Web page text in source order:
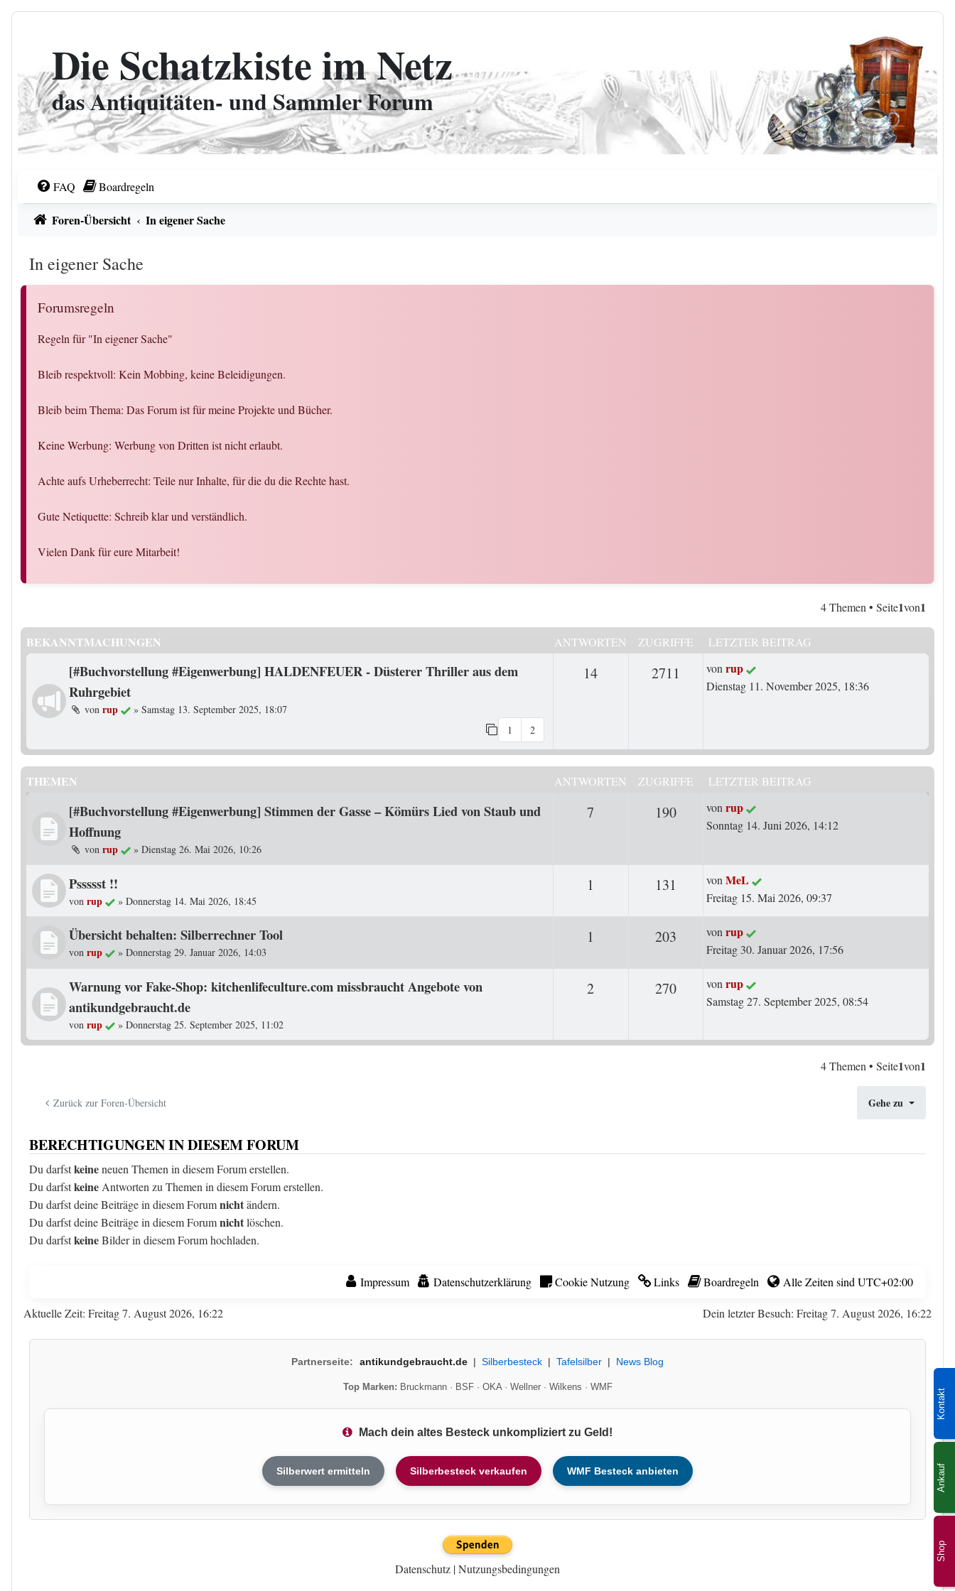
Shop
Kontakt
Ankauf
Zum Inhalt
Die Schatzkiste im Netz
das Antiquitäten- und Sammler Forum
FAQ Boardregeln
Foren-Übersicht In eigener Sache
In eigener Sache
Forumsregeln
Regeln für "In eigener Sache"
Bleib respektvoll: Kein Mobbing, keine Beleidigungen.
Bleib beim Thema: Das Forum ist für meine Projekte und Bücher.
Keine Werbung: Werbung von Dritten ist nicht erlaubt.
Achte aufs Urheberrecht: Teile nur Inhalte, für die du die Rechte hast.
Gute Netiquette: Schreib klar und verständlich.
Vielen Dank für eure Mitarbeit!
4 Themen • Seite1von1
BEKANNTMACHUNGEN ANTWORTEN ZUGRIFFE LETZTER BEITRAG
[#Buchvorstellung #Eigenwerbung] HALDENFEUER - Düsterer Thriller aus dem
Ruhrgebiet
von rup » Samstag 13. September 2025, 18:07
1
2
14Antworten2711 ZugriffeLetzter Beitrag
vonrup
Dienstag 11. November 2025, 18:36
THEMEN ANTWORTEN ZUGRIFFE LETZTER BEITRAG
[#Buchvorstellung #Eigenwerbung] Stimmen der Gasse – Kömürs Lied von Staub und
Hoffnung
von rup » Dienstag 26. Mai 2026, 10:26
7 190ZugriffeLetzter Beitrag
vonrup
Sonntag 14. Juni 2026, 14:12
Pssssst !!
von rup » Donnerstag 14. Mai 2026, 18:45
1 131 ZugriffeLetzter Beitrag
vonMeL
Freitag 15. Mai 2026, 09:37
Übersicht behalten: Silberrechner Tool
von rup » Donnerstag 29. Januar 2026, 14:03
1 203 ZugriffeLetzter Beitrag
vonrup
Freitag 30. Januar 2026, 17:56
Warnung vor Fake-Shop: kitchenlifeculture.com missbraucht Angebote von
antikundgebraucht.de
von rup » Donnerstag 25. September 2025, 11:02
2Antworten 270ZugriffeLetzter Beitrag
vonrup
Samstag 27. September 2025, 08:54
4 Themen • Seite1von1
Zurück zur Foren-Übersicht Gehe zu
BERECHTIGUNGEN IN DIESEM FORUM
Du darfstkeineneuen Themen in diesem Forum erstellen.
Du darfstkeine Antworten zu Themen in diesem Forum erstellen.
Du darfst deine Beiträge in diesem Forumnichtändern.
Du darfst deine Beiträge in diesem Forumnichtlöschen.
Du darfstkeineBilder in diesem Forum hochladen.
Impressum Datenschutzerklärung Cookie Nutzung Links Boardregeln Alle Zeiten sindUTC+02:00
Dein letzter Besuch: Freitag 7. August 2026, 16:22
Aktuelle Zeit: Freitag 7. August 2026, 16:22
Partnerseite: antikundgebraucht.de | Silberbesteck | Tafelsilber | News Blog
Top Marken: Bruckmann· BSF· OKA· Wellner· Wilkens · WMF
Mach dein altes Besteck unkompliziert zu Geld!
Silberwert ermitteln Silberbesteck verkaufen WMF Besteck anbieten
Datenschutz |Nutzungsbedingungen